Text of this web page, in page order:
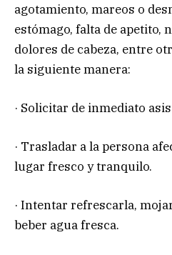
agotamiento, mareos o
estómago, falta de apetito,
dolores de cabeza, entre
la siguiente manera:
· Solicitar de inmediato
· Trasladar a la persona
lugar fresco y tranquilo.
· Intentar refrescarla,
beber agua fresca.